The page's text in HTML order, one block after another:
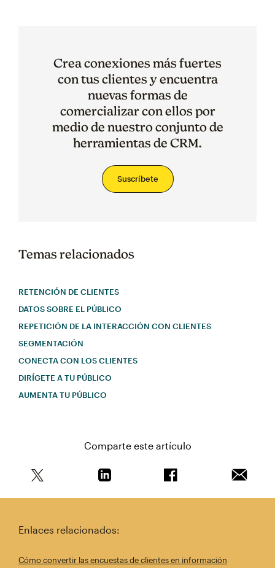
Crea conexiones más fuertes
con tus clientes y encuentra
nuevas formas de
comercializar con ellos por
medio de nuestro conjunto de
herramientas de CRM.
Suscríbete
Temas relacionados
RETENCIÓN DE CLIENTES
DATOS SOBRE EL PÚBLICO
REPETICIÓN DE LA INTERACCIÓN CON CLIENTES
SEGMENTACIÓN
CONECTA CON LOS CLIENTES
DIRÍGETE A TU PÚBLICO
AUMENTA TU PÚBLICO
Comparte este artículo
Enlaces relacionados:
Cómo convertir las encuestas de clientes en información